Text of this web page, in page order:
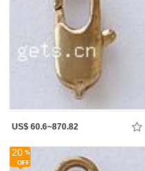
US$ 60.6~870.82
20